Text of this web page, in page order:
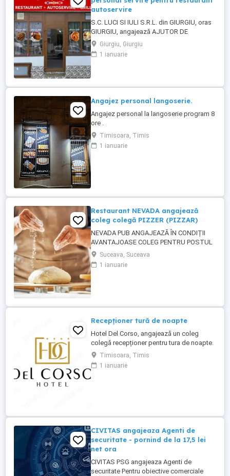
autoservire
S.C. LUCI SI IULI S.R.L. din GIURGIU, oras
GIURGIU, angajează AJUTOR DE
BUCĂTAR, CASIER ȘI PERSONAL SERVIRE
pentru RESTAURANT AUTOSERVIRE:
Detalii salariu la telefon Program de lucru
întotdeauna la timp (avans si lichidare) ...
Giurgiu, Giurgiu
1 ianuarie
Angajez personal langoserie.
Angajez personal la langoserie program 8
ore .
Timisoara, Timis
1 ianuarie
Restaurant NEVADA angajează
coleg colegă PIZZER (PIZZAR)
NEVADA PUB ANGAJEAZĂ ÎN CONDIȚII
AVANTAJOASE COLEG PENTRU POSTUL
DE PIZZER (PIZZAR). CĂUTĂM UN COLEG
CARE A MAI LUCRAT ÎN DOMENIU, CU
EXPERIENTĂ ÎN PERPARAREA PIZZA.
rețetar; - persoană curată, ...
Suceava, Suceava
1 ianuarie
Recepționer tură de noapte
Hotel Del Corso, angajează un coleg
colegă recepționer pentru tura de noapte.
Responsabilități: - cunoașterea imbii
engleze obligatorie; - ture: 2 ture de 12h, 2
zile libere, doar de noapte; - să fii o
Timisoara, Timis
1 ianuarie
CIVITAS angajeaza Agenti de
securitate - pornind de la 17,5 lei
net ora
CIVITAS PSG angajeaza Agenti de
securitate Pentru obiective comerciale